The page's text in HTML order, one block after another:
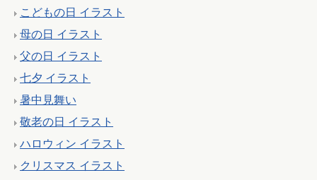
こどもの日 イラスト
母の日 イラスト
父の日 イラスト
七夕 イラスト
暑中見舞い
敬老の日 イラスト
ハロウィン イラスト
クリスマス イラスト